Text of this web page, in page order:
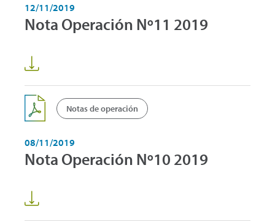
12/11/2019
Nota Operación Nº11 2019
Notas de operación
08/11/2019
Nota Operación Nº10 2019